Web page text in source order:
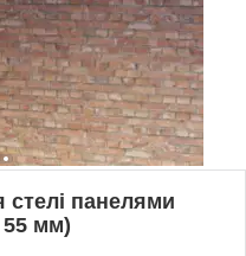
стелі панелями
55 мм)